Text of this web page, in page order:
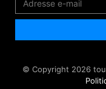
© Copyright 2026